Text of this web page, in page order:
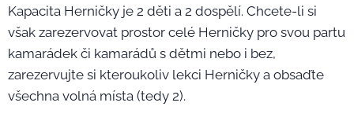
Kapacita Herničky je 2 děti a 2 dospělí. Chcete-li si
však zarezervovat prostor celé Herničky pro svou partu
kamarádek či kamarádů s dětmi nebo i bez,
zarezervujte si kteroukoliv lekci Herničky a obsaďte
všechna volná místa (tedy 2).